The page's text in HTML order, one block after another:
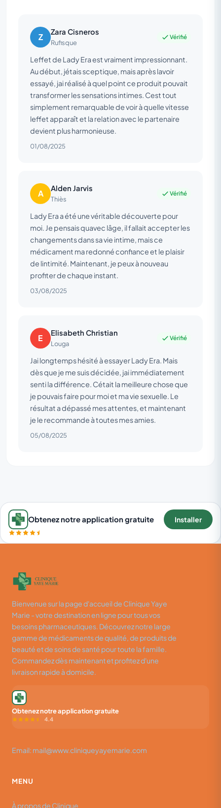
Z Zara Cisneros
Rufisque
Vérifié
Leffet de Lady Era est vraiment impressionnant.
Au début, jétais sceptique, mais après lavoir
essayé, jai réalisé à quel point ce produit pouvait
transformer les sensations intimes. Cest tout
simplement remarquable de voir à quelle vitesse
leffet apparaît et la relation avec le partenaire
devient plus harmonieuse.
01/08/2025
A Alden Jarvis
Thiès
Vérifié
Lady Era a été une véritable découverte pour
moi. Je pensais quavec lâge, il fallait accepter les
changements dans sa vie intime, mais ce
médicament ma redonné confiance et le plaisir
de lintimité. Maintenant, je peux à nouveau
profiter de chaque instant.
03/08/2025
E Elisabeth Christian
Louga
Vérifié
Jai longtemps hésité à essayer Lady Era. Mais
dès que je me suis décidée, jai immédiatement
senti la différence. Cétait la meilleure chose que
je pouvais faire pour moi et ma vie sexuelle. Le
résultat a dépassé mes attentes, et maintenant
je le recommande à toutes mes amies.
05/08/2025
Obtenez notre application gratuite Installer
Bienvenue sur la page d'accueil de Clinique Yaye
Marie - votre destination en ligne pour tous vos
besoins pharmaceutiques. Découvrez notre large
gamme de médicaments de qualité, de produits de
beauté et de soins de santé pour toute la famille.
Commandez dès maintenant et profitez d'une
livraison rapide à domicile.
Obtenez notre application gratuite
4.4
Email: mail@www.cliniqueyayemarie.com
MENU
À propos de Clinique